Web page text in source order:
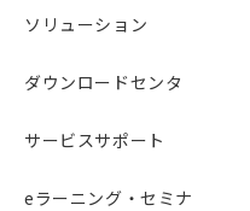
ソリューション
ダウンロードセンタ
サービスサポート
eラーニング・セミナ